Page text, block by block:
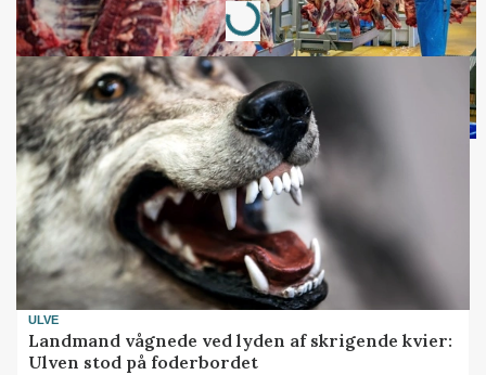
Loading...
ULVE
Landmand vågnede ved lyden af skrigende kvier:
Ulven stod på foderbordet